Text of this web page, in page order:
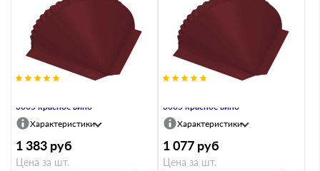
3005 красное вино
Характеристики
1 383 руб
Цена за шт.
3005 красное вино
Характеристики
1 077 руб
Цена за шт.